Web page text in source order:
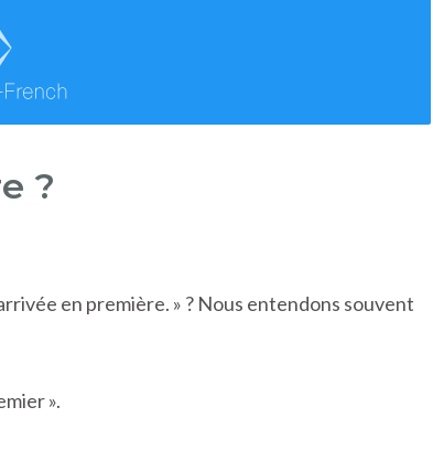
?
en première. » ? Nous entendons souvent
».